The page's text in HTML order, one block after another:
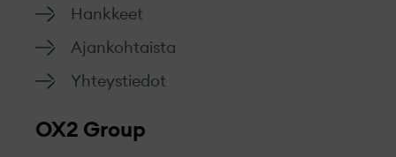
Hankkeet
Ajankohtaista
Yhteystiedot
OX2 Group